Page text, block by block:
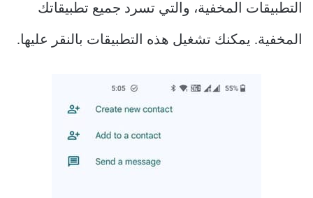
التطبيقات المخفية، والتي تسرد جميع تطبيقاتك
المخفية. يمكنك تشغيل هذه التطبيقات بالنقر عليها.